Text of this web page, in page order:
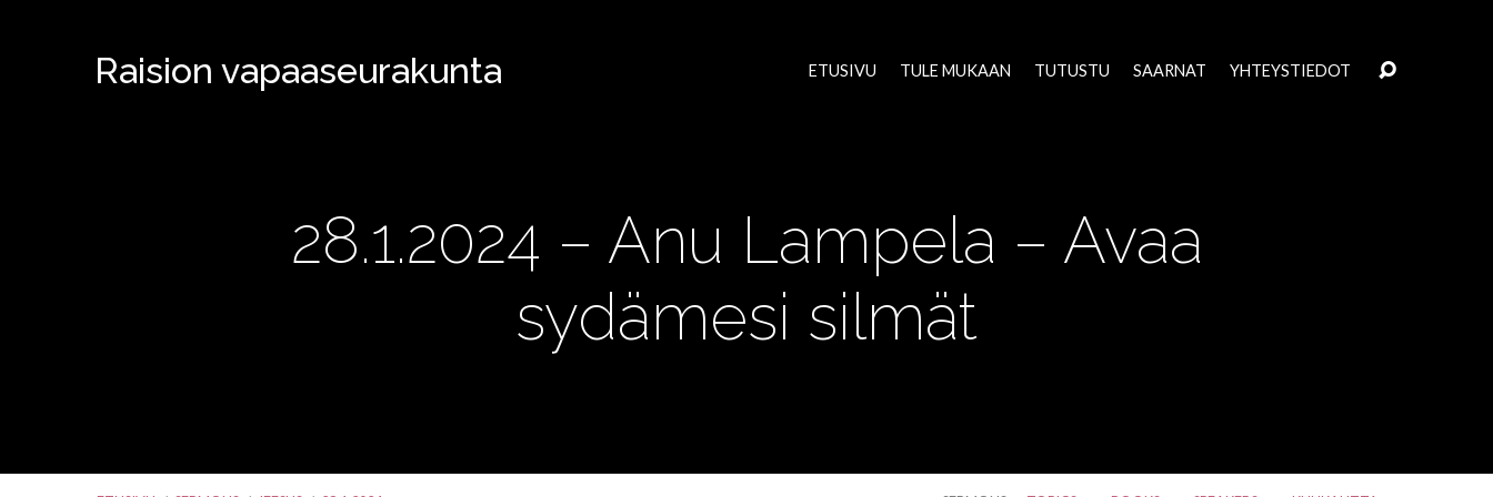
Raision vapaaseurakunta ETUSIVU TULE MUKAAN TUTUSTU SAARNAT YHTEYSTIEDOT
28.1.2024 – Anu Lampela – Avaa
sydämesi silmät